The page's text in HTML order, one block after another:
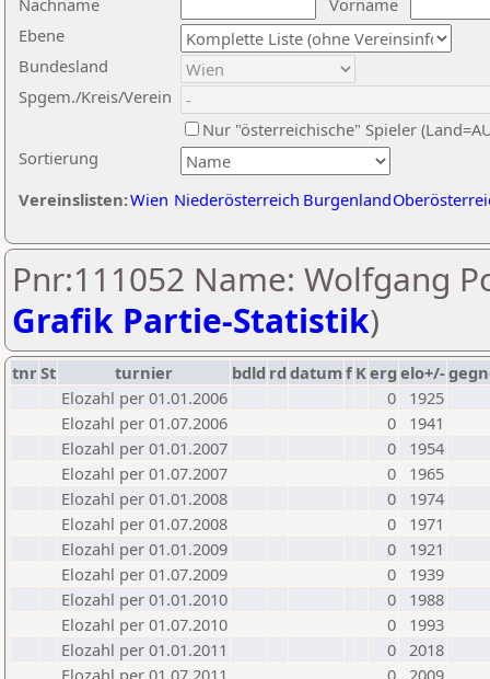
Nachname
Vorname
Ebene
Sortierung
Bundesland
Spgem./Kreis/Verein
Nur "österreichische" Spieler
Vereinslisten:Wien Niederösterreich Burgenland
Pnr:111052 Name: Wolfgang
Grafik Partie-Statistik)
tnrSt turnier bdld rd datumf Kerg elo+/-
Elozahl per 01.01.2006
0
1925
Elozahl per 01.07.2006
0
1941
Elozahl per 01.01.2007
0
1954
Elozahl per 01.07.2007
0
1965
Elozahl per 01.01.2008
0
1974
Elozahl per 01.07.2008
0
1971
Elozahl per 01.01.2009
0
1921
Elozahl per 01.07.2009
0
1939
Elozahl per 01.01.2010
0
1988
Elozahl per 01.07.2010
0
1993
Elozahl per 01.01.2011
0 2018
Elozahl per 01.07.2011
0 2009